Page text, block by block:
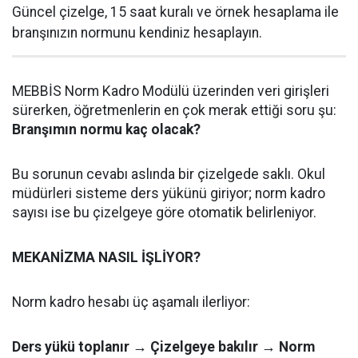
Güncel çizelge, 15 saat kuralı ve örnek hesaplama ile
branşınızın normunu kendiniz hesaplayın.
MEBBİS Norm Kadro Modülü üzerinden veri girişleri
sürerken, öğretmenlerin en çok merak ettiği soru şu:
Branşımın normu kaç olacak?
Bu sorunun cevabı aslında bir çizelgede saklı. Okul
müdürleri sisteme ders yükünü giriyor; norm kadro
sayısı ise bu çizelgeye göre otomatik belirleniyor.
MEKANİZMA NASIL İŞLİYOR?
Norm kadro hesabı üç aşamalı ilerliyor:
Ders yükü toplanır → Çizelgeye bakılır → Norm